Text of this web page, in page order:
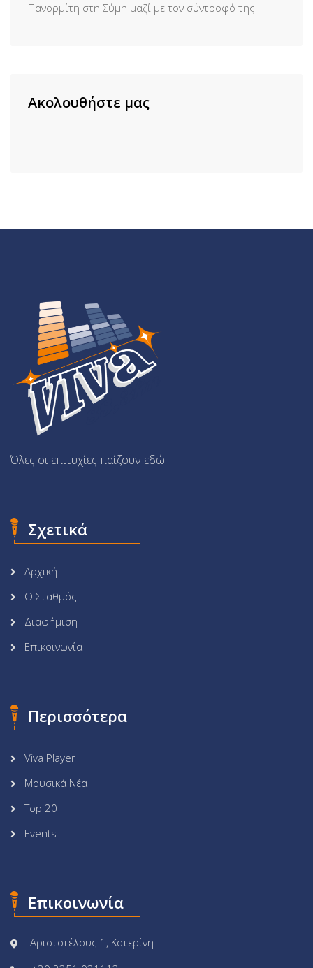
Πανορμίτη στη Σύμη μαζί με τον σύντροφό της
Ακολουθήστε μας
Όλες οι επιτυχίες παίζουν εδώ!
Σχετικά
Αρχική
Ο Σταθμός
Διαφήμιση
Επικοινωνία
Περισσότερα
Viva Player
Μουσικά Νέα
Top 20
Events
Επικοινωνία
Αριστοτέλους 1, Κατερίνη